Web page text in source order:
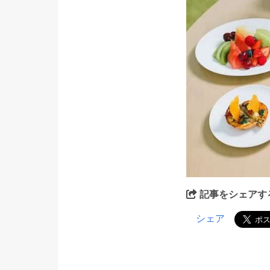
記事をシェアす
シェア